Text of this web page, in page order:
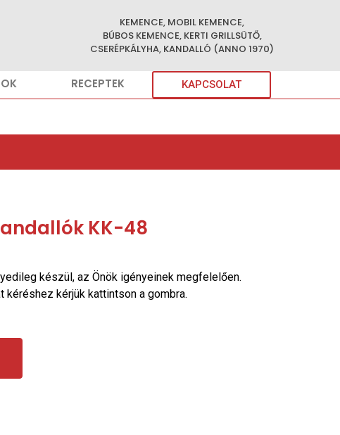
KEMENCE, MOBIL KEMENCE,
BÚBOS KEMENCE, KERTI GRILLSÜTŐ,
CSERÉPKÁLYHA, KANDALLÓ (ANNO 1970)
RECEPTEK KAPCSOLAT
KK-48
készül, az Önök igényeinek megfelelően.
kéréshez kérjük kattintson a gombra.